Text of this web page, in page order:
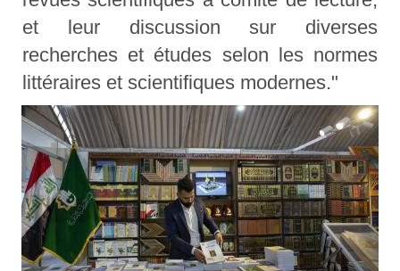
et leur discussion sur diverses
recherches et études selon les normes
littéraires et scientifiques modernes."